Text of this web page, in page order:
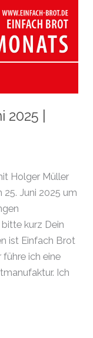
|
Holger Müller
25. Juni 2025 um
kurz Dein
ist Einfach Brot
führe ich eine
Ich